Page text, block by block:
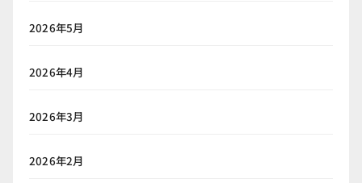
2026年5月
2026年4月
2026年3月
2026年2月